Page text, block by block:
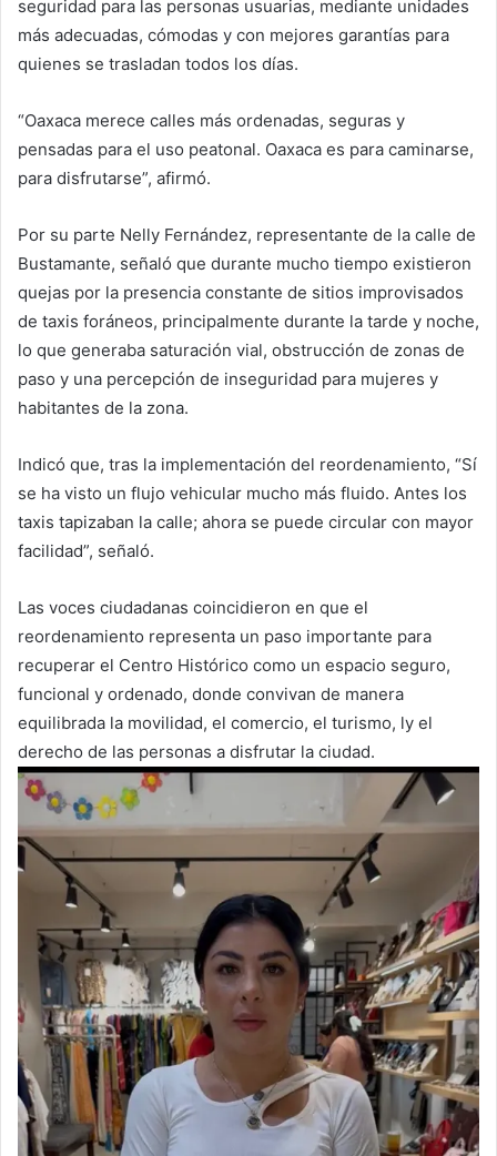
seguridad para las personas usuarias, mediante unidades
más adecuadas, cómodas y con mejores garantías para
quienes se trasladan todos los días.
“Oaxaca merece calles más ordenadas, seguras y
pensadas para el uso peatonal. Oaxaca es para caminarse,
para disfrutarse”, afirmó.
Por su parte Nelly Fernández, representante de la calle de
Bustamante, señaló que durante mucho tiempo existieron
quejas por la presencia constante de sitios improvisados
de taxis foráneos, principalmente durante la tarde y noche,
lo que generaba saturación vial, obstrucción de zonas de
paso y una percepción de inseguridad para mujeres y
habitantes de la zona.
Indicó que, tras la implementación del reordenamiento, “Sí
se ha visto un flujo vehicular mucho más fluido. Antes los
taxis tapizaban la calle; ahora se puede circular con mayor
facilidad”, señaló.
Las voces ciudadanas coincidieron en que el
reordenamiento representa un paso importante para
recuperar el Centro Histórico como un espacio seguro,
funcional y ordenado, donde convivan de manera
equilibrada la movilidad, el comercio, el turismo, ly el
derecho de las personas a disfrutar la ciudad.